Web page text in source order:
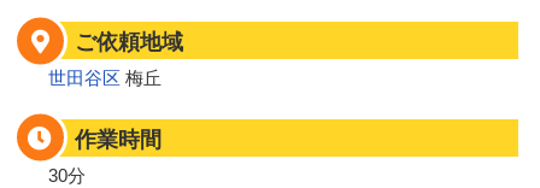
ご依頼地域
世田谷区 梅丘
作業時間
30分